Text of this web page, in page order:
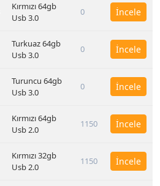
Kırmızı 64gb
Usb 3.0
0 İncele
Turkuaz 64gb
Usb 3.0
0 İncele
Turuncu 64gb
Usb 3.0
0 İncele
Kırmızı 64gb
Usb 2.0
1150 İncele
Kırmızı 32gb
Usb 2.0
1150 İncele